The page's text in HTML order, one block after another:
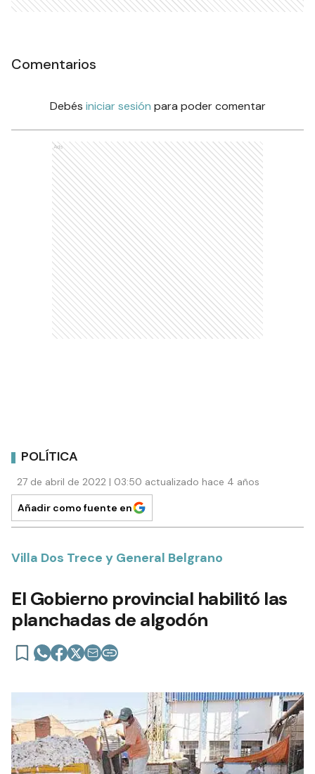
Comentarios
Debés iniciar sesión para poder comentar
Ads
POLÍTICA
27 de abril de 2022 | 03:50 actualizado hace 4 años
Añadir como fuente en
Villa Dos Trece y General Belgrano
El Gobierno provincial habilitó las
planchadas de algodón